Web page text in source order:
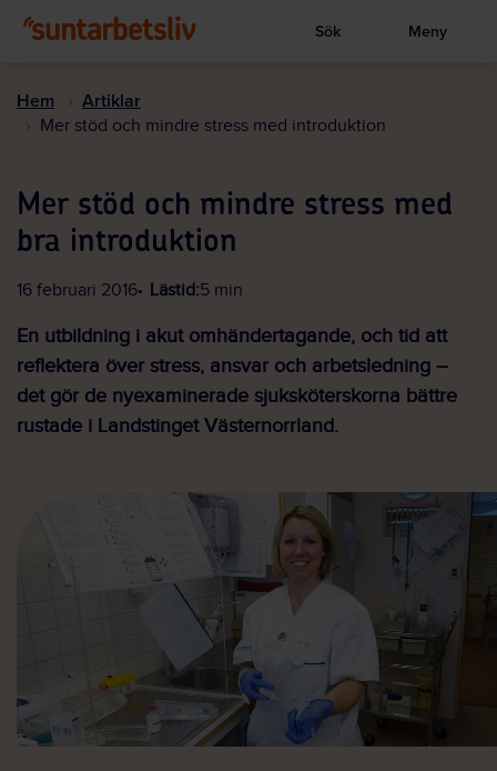
huvudinnehållet
Visa sökruta
Sök Meny
Hem Artiklar
Mer stöd och mindre stress med introduktion
Mer stöd och mindre stress med
bra introduktion
16 februari 2016 Lästid:5 min
En utbildning i akut omhändertagande, och tid att
reflektera över stress, ansvar och arbetsledning –
det gör de nyexaminerade sjuksköterskorna bättre
rustade i Landstinget Västernorrland.